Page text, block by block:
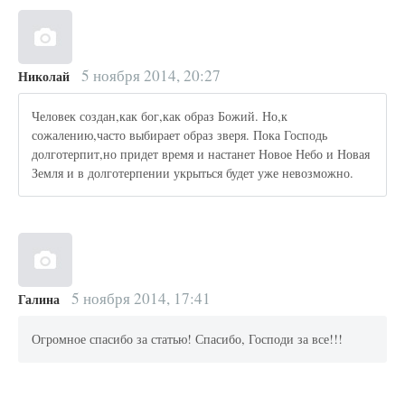
Николай 5 ноября 2014, 20:27
Человек создан,как бог,как образ Божий. Но,к
сожалению,часто выбирает образ зверя. Пока Господь
долготерпит,но придет время и настанет Новое Небо и Новая
Земля и в долготерпении укрыться будет уже невозможно.
Галина 5 ноября 2014, 17:41
Огромное спасибо за статью! Спасибо, Господи за все!!!